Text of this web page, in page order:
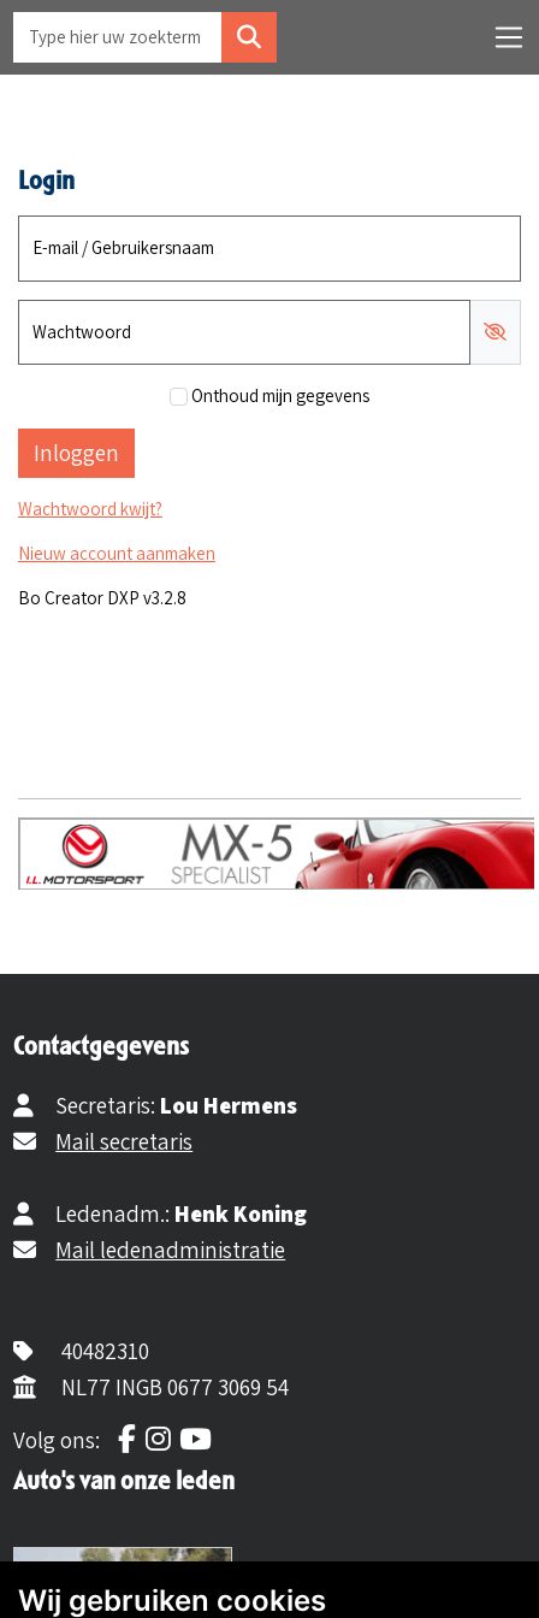
Login
E-mail / Gebruikersnaam
Wachtwoord
Onthoud mijn gegevens
Wachtwoord kwijt?
Nieuw account aanmaken
Bo Creator DXP v3.2.8
Contactgegevens
Secretaris: Lou Hermens
Mail secretaris
Ledenadm.: Henk Koning
Mail ledenadministratie
40482310
NL77 INGB 0677 3069 54
Volg ons:
Volg ons op Facebook
Volg ons op Instagram
Volg ons op YouTube
Auto's van onze leden
Wij gebruiken cookies